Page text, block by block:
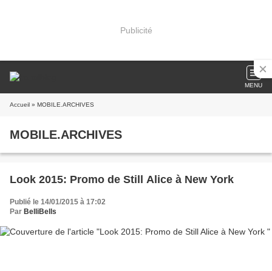
Publicité
MENU
Accueil » MOBILE.ARCHIVES
MOBILE.ARCHIVES
Look 2015: Promo de Still Alice à New York
Publié le 14/01/2015 à 17:02
Par BelliBells